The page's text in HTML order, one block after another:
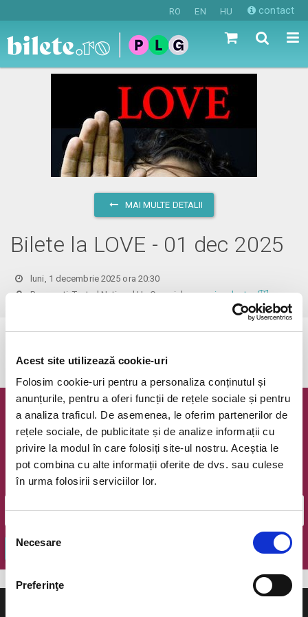
Acest site utilizează cookie-uri
Folosim cookie-uri pentru a personaliza conținutul și
anunțurile, pentru a oferi funcții de rețele sociale și pentru
a analiza traficul. De asemenea, le oferim partenerilor de
rețele sociale, de publicitate și de analize informații cu
privire la modul în care folosiți site-ul nostru. Aceștia le
pot combina cu alte informații oferite de dvs. sau culese
în urma folosirii serviciilor lor.
Selecția
consimțământului
Necesare
Preferinţe
RO EN HU contact
MAI MULTE DETALII
Bilete la LOVE - 01 dec 2025
luni, 1 decembrie 2025 ora 20:30
Bucuresti, Teatrul National I.L. Caragialevezi pe harta
Newsletter @ Bilete.ro
Oferte exclusive si o editie saptamanala cu cele mai noi
evenimente.
Email
OK